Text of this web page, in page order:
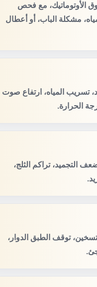
الأوتوماتيك، مع فحص
مشكلة الباب، أو أعطال
تسريب المياه، ارتفاع صوت
الحرارة.
التجميد، تراكم الثلج،
توقف الطبق الدوار،